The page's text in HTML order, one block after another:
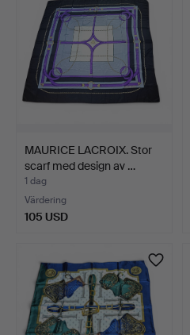
MAURICE LACROIX. Stor
scarf med design av …
1 dag
Värdering
105 USD